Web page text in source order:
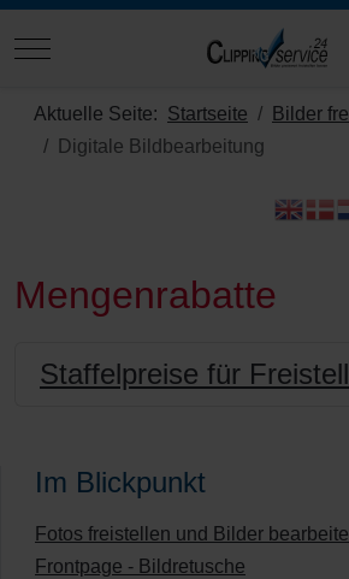
Mobile Menu Toggle
Aktuelle Seite: Startseite
Bilder
Digitale Bildbearbeitung
Mengenrabatte
Staffelpreise für
Im Blickpunkt
Fotos freistellen und Bilder
Frontpage - Bildretusche